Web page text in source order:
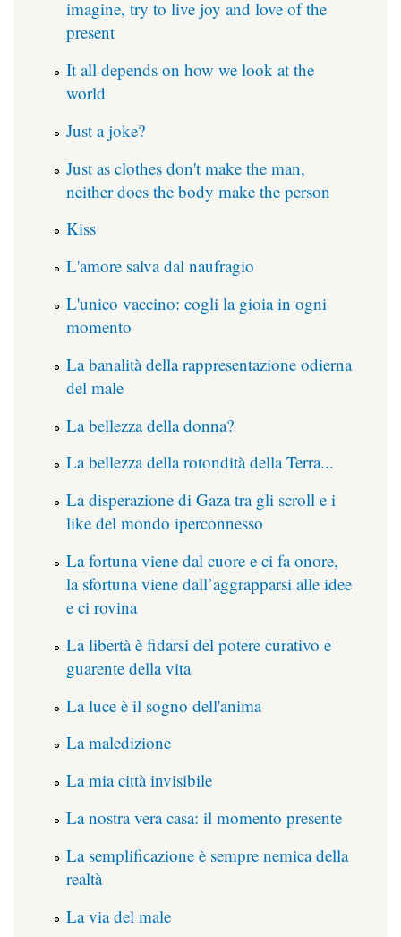
imagine, try to live joy and love of the
present
It all depends on how we look at the
world
Just a joke?
Just as clothes don't make the man,
neither does the body make the person
Kiss
L'amore salva dal naufragio
L'unico vaccino: cogli la gioia in ogni
momento
La banalità della rappresentazione odierna
del male
La bellezza della donna?
La bellezza della rotondità della Terra...
La disperazione di Gaza tra gli scroll e i
like del mondo iperconnesso
La fortuna viene dal cuore e ci fa onore,
la sfortuna viene dall’aggrapparsi alle idee
e ci rovina
La libertà è fidarsi del potere curativo e
guarente della vita
La luce è il sogno dell'anima
La maledizione
La mia città invisibile
La nostra vera casa: il momento presente
La semplificazione è sempre nemica della
realtà
La via del male